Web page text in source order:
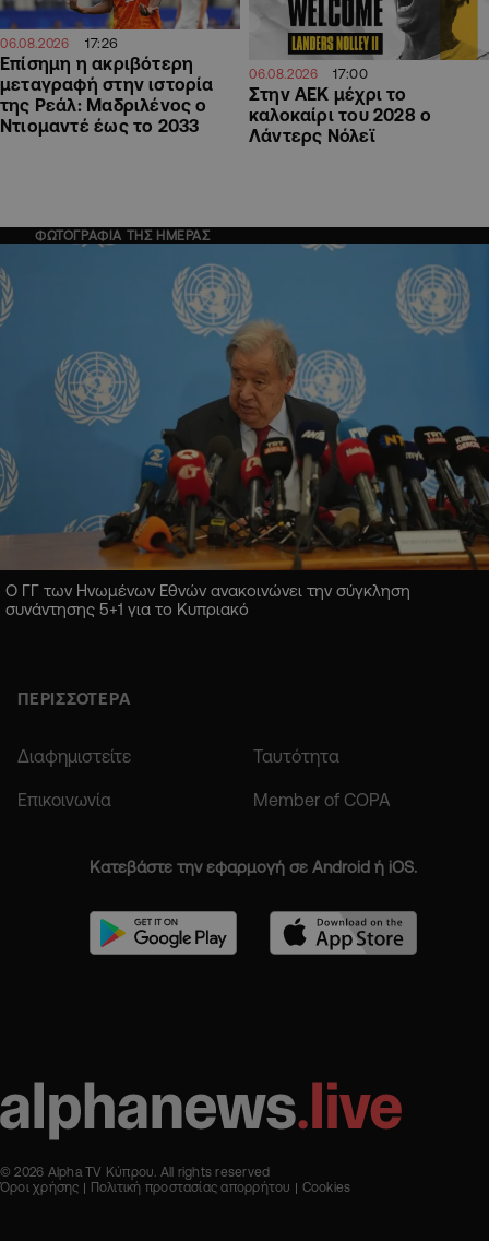
06.08.2026 17:26
Επίσημη η ακριβότερη
μεταγραφή στην ιστορία
της Ρεάλ: Μαδριλένος ο
Ντιομαντέ έως το 2033
06.08.2026 17:00
Στην ΑΕΚ μέχρι το
καλοκαίρι του 2028 ο
Λάντερς Νόλεϊ
ΦΩΤΟΓΡΑΦΙΑ ΤΗΣ ΗΜΕΡΑΣ
Ο ΓΓ των Ηνωμένων Εθνών ανακοινώνει την σύγκληση
συνάντησης 5+1 για το Κυπριακό
ΠΕΡΙΣΣΟΤΕΡΑ
Διαφημιστείτε Ταυτότητα
Επικοινωνία Member of COPA
Κατεβάστε την εφαρμογή σε Android ή iOS.
© 2026 Alpha TV Κύπρου. All rights reserved
Όροι χρήσης
Πολιτική προστασίας απορρήτου Cookies